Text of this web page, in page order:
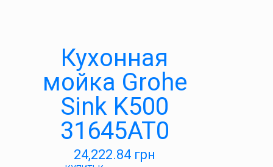
Кухонная
мойка Grohe
Sink K500
31645AT0
24,222.84 грн